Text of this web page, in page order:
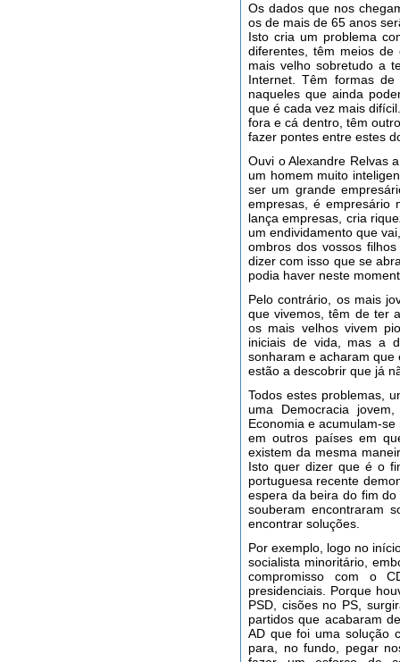
Os dados que nos
os de mais de 65 anos
Isto cria um problema
diferentes, têm meios
mais velho sobretudo a
Internet. Têm formas
naqueles que ainda
que é cada vez mais
fora e cá dentro, têm
fazer pontes entre estes
Ouvi o Alexandre Relvas
um homem muito
ser um grande
empresas, é empresário
lança empresas, cria
um endividamento que
ombros dos vossos
dizer com isso que se
podia haver neste
Pelo contrário, os mais
que vivemos, têm de ter
os mais velhos vivem
iniciais de vida, mas a
sonharam e acharam
estão a descobrir que já
Todos estes problemas,
uma Democracia
Economia e acumulam-
em outros países em
existem da mesma
Isto quer dizer que é o
portuguesa recente
espera da beira do fim
souberam encontraram
encontrar soluções.
Por exemplo, logo no
socialista minoritário,
compromisso com o
presidenciais. Porque
PSD, cisões no PS,
partidos que acabaram
AD que foi uma solução
para, no fundo, pegar